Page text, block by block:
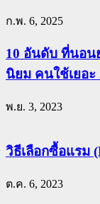
ก.พ. 6, 2025
10 อันดับ ที่นอ
นิยม คนใช้เยอะ
พ.ย. 3, 2023
วิธีเลือกซื้อแรม
ต.ค. 6, 2023